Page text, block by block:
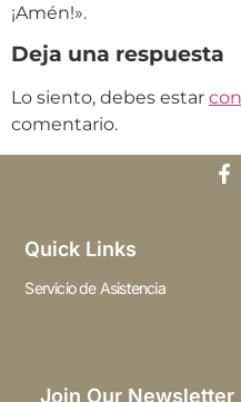
¡Amén!».
Deja una respuesta
Lo siento, debes estar
comentario.
Quick Links
Servicio de Asistencia
Join Our Newsletter